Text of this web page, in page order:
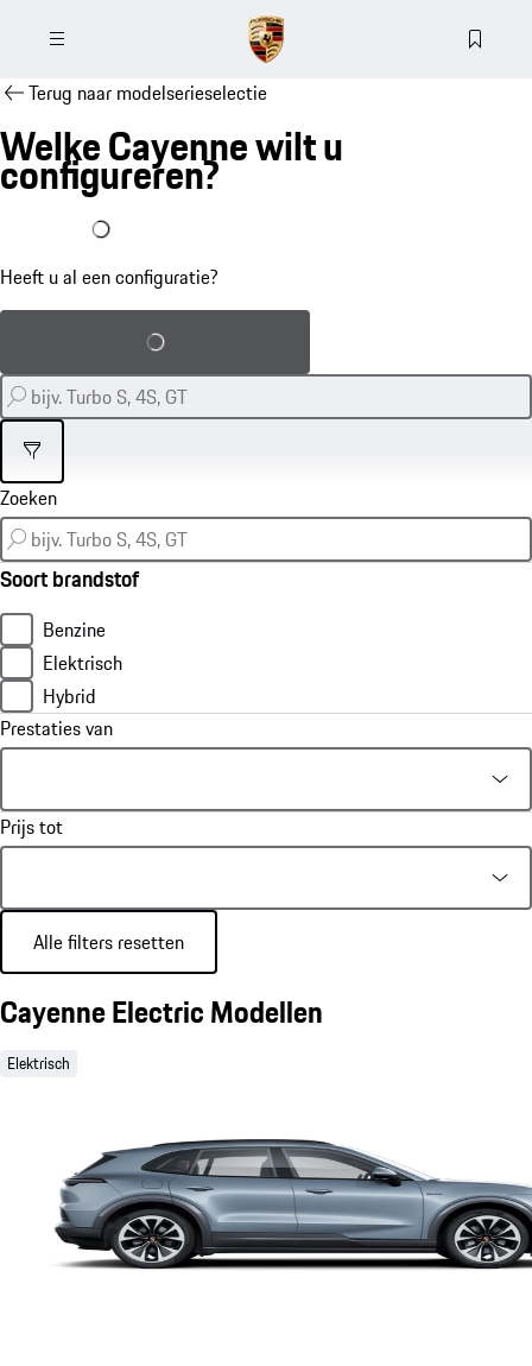
Terug naar modelserieselectie
Welke Cayenne wilt u
configureren?
Ik heb al een configuratie
Heeft u al een configuratie?
Opgeslagen configuratie laden
Filter
Soort brandstof
Benzine
Elektrisch
Hybrid
Prestaties van
Prijs tot
Alle filters resetten
Cayenne Electric Modellen
Elektrisch